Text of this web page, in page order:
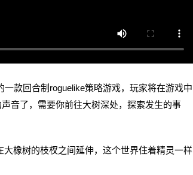
一款回合制roguelike策略游戏，玩家将在游戏中
音了，需要你前往大树深处，探索发生的事
橡树的枝杈之间延伸，这个世界住着精灵一样